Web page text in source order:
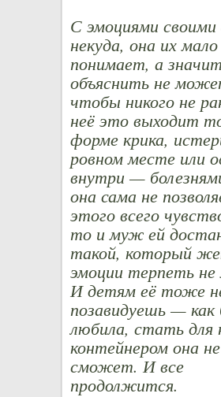
С эмоциями
некуда, она их мало
понимает, а
объяснить не
чтобы никого не
неё это выходит
форме крика,
ровном месте или
внутри —
она сама не
этого всего
то и муж ей
такой, который
эмоции терпеть
И детям её тоже
позавидуешь — как
любила, стать для
контейнером она не
сможет. И все
продолжится.